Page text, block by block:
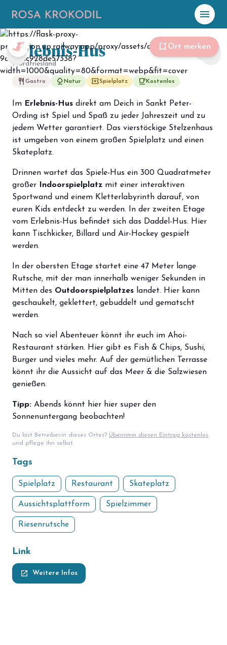
menu
☀️ Heute
Plane mit Kroki
celebration
hiking Abenteuer
hotel Unterkünfte
menu_book Guides
map Karte
storefront Shop
loyalty Mitgliedschaft
handshake Partnerschaft
groups Entdecker Crew
login Anmelden / Registrieren
chevron_left chevron_right
bookmark_add Ort merken
Foto: TZ SPO
Erlebnis-Hus
Nordfriesland
restaurant Gastro nature Natur local_playSpielplatz free_breakfast Kostenlos
share
Im Erlebnis-Hus direkt am Deich in Sankt Peter-
Ording ist Spiel und Spaß zu jeder Jahreszeit und zu
jedem Wetter garantiert. Das vierstöckige Stelzenhaus
ist umgeben von einem großen Spielplatz und einen
Skateplatz.
Drinnen wartet das Spiele-Hus ein 300 Quadratmeter
großer
Indoorspielplatz mit einer interaktiven
Sportwand und einem Kletterlabyrinth darauf, von
euren Kids entdeckt zu werden. In der zweiten Etage
vom Erlebnis-Hus befindet sich das Daddel-Hus. Hier
kann Tischkicker, Billard und Air-Hockey gespielt
werden.
In der obersten Etage startet eine 47 Meter lange
Rutsche, mit der man innerhalb weniger Sekunden in
Mitten des Outdoorspielplatzes landet. Hier kann
geschaukelt, geklettert, gebuddelt und gematscht
werden.
Nach so viel Abenteuer könnt ihr euch im Ahoi-
Restaurant stärken. Hier gibt es Fish & Chips, Sushi,
Burger und vieles mehr. Auf der gemütlichen Terrasse
könnt ihr die Aussicht auf das Meer & die Salzwiesen
genießen.
Tipp: Abends könnt hier hier super den
Sonnenuntergang beobachten!
Du bist Betreiber:in dieses Ortes? Übernimm diesen Eintrag kostenlos
und pflege ihn selbst.
Tags
Spielplatz Restaurant Skateplatz
Aussichtsplattform Spielzimmer
Riesenrutsche
Link
launch Weitere Infos